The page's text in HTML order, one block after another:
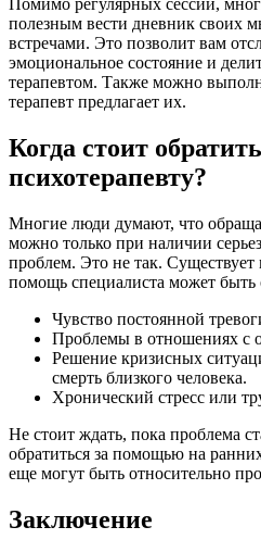
Помимо регулярных сессий,
полезным вести дневник своих
встречами. Это позволит вам
эмоциональное состояние и
терапевтом. Также можно
терапевт предлагает их.
Когда стоит
психотерапевту?
Многие люди думают, что
можно только при наличии
проблем. Это не так. Существует
помощь специалиста может быть
Чувство постоянной
Проблемы в отношениях с
Решение кризисных
смерть близкого человека.
Хронический стресс или
Не стоит ждать, пока проблема
обратиться за помощью на
еще могут быть относительно
Заключение